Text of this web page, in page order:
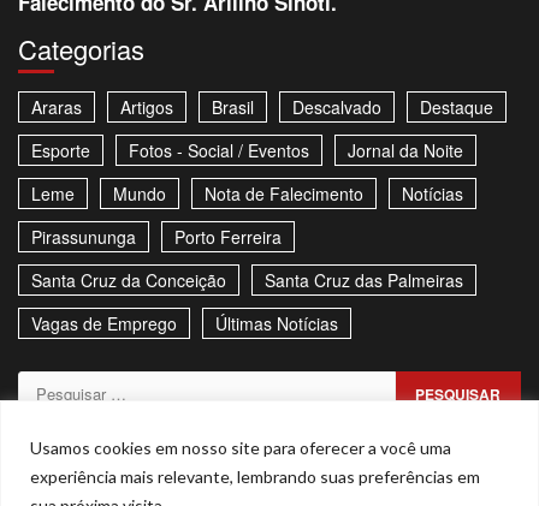
Usamos cookies em nosso site para oferecer a você uma
experiência mais relevante, lembrando suas preferências em
Categorias
Araras Artigos Brasil Descalvado
Destaque
Esporte
Fotos - Social / Eventos
Jornal da Noite
Leme
Mundo Nota de Falecimento
Notícias
Pirassununga
Porto Ferreira
Santa Cruz da Conceição
Santa Cruz das Palmeiras
Vagas de Emprego
Últimas Notícias
Pesquisar
Sitemap Política de Privacidade Contato
Stories